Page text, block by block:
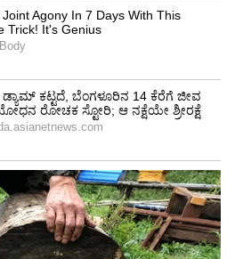
ಮಾಹಿತಿ ಇಲ್ಲಿದೆ!
ಶ್ರಮ ಹೇಗಿತ್ತು?
ನಂಬಿಕೆಯಿತ್ತು. ಇನ್ನಿ
ಆಶೀರ್ವಾದ, ಮನೆಯವರ
ಈ ಫಲಿತಾಂಶ
ಹಾರ್ಡ್‌ವರ್ಕ್‌ ಜೊತೆಗೆ ಸ್ಮಾರ್ಟ್‌
ಶಿಕ್ಷಕರಿಂದ 6.30ರವರೆಗೆ ಡೌಟ್‌
ಮನೆಯಲ್ಲಿಯೂ ಕೂಡ